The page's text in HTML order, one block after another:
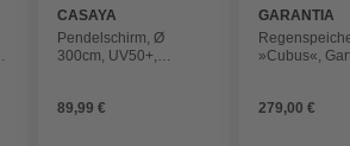
CASAYA
Pendelschirm, Ø
300cm, UV50+,
89,99 €
GARANTIA
»Cubus«,
279,00 €